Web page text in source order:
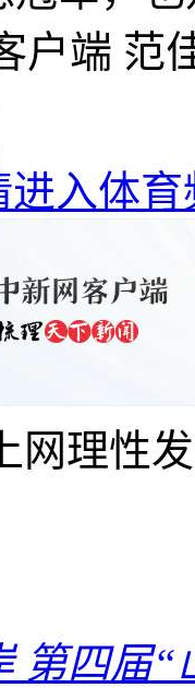
户端 范
入体育
网理性
第四届